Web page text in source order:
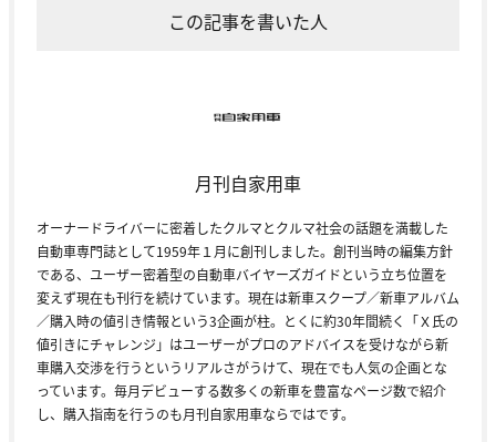
この記事を書いた人
月刊自家用車
オーナードライバーに密着したクルマとクルマ社会の話題を満載した
自動車専門誌として1959年１月に創刊しました。創刊当時の編集方針
である、ユーザー密着型の自動車バイヤーズガイドという立ち位置を
変えず現在も刊行を続けています。現在は新車スクープ／新車アルバム
／購入時の値引き情報という3企画が柱。とくに約30年間続く「Ｘ氏の
値引きにチャレンジ」はユーザーがプロのアドバイスを受けながら新
車購入交渉を行うというリアルさがうけて、現在でも人気の企画とな
っています。毎月デビューする数多くの新車を豊富なページ数で紹介
し、購入指南を行うのも月刊自家用車ならではです。